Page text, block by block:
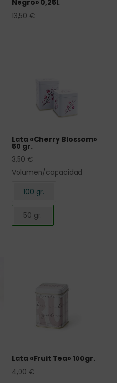
Negro» 0,25l.
13,50 €
Lata «Cherry Blossom»
50 gr.
3,50 €
Volumen/capacidad
100 gr.
50 gr.
Lata «Fruit Tea» 100gr.
4,00 €